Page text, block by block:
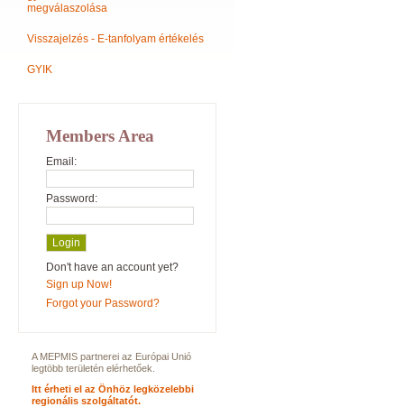
megválaszolása
Visszajelzés - E-tanfolyam értékelés
GYIK
Members Area
Email:
Password:
Don't have an account yet?
Sign up Now!
Forgot your Password?
A MEPMIS partnerei az Európai Unió
legtöbb területén elérhetőek.
Itt érheti el az Önhöz legközelebbi
regionális szolgáltatót.